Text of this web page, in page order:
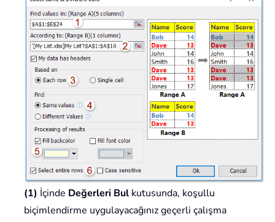
(1) İçinde Değerleri Bul kutusunda, koşullu
biçimlendirme uygulayacağınız geçerli çalışma